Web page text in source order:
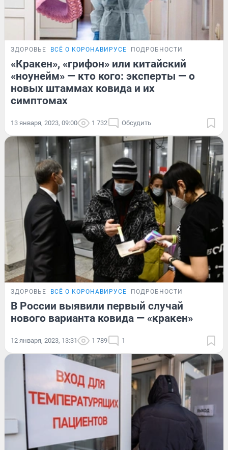
ЗДОРОВЬЕ ВСЁ О КОРОНАВИРУСЕ ПОДРОБНОСТИ
«Кракен», «грифон» или китайский
«ноунейм» — кто кого: эксперты — о
новых штаммах ковида и их
симптомах
13 января, 2023, 09:00 1 732 Обсудить
ЗДОРОВЬЕ ВСЁ О КОРОНАВИРУСЕ ПОДРОБНОСТИ
В России выявили первый случай
нового варианта ковида — «кракен»
12 января, 2023, 13:31 1 789 1